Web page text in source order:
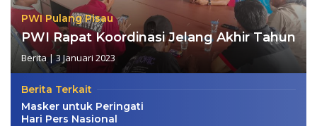
PWI Pulang Pisau
PWI Rapat Koordinasi Jelang Akhir Tahun
Berita|3 Januari 2023
Berita Terkait
Masker untuk Peringati
Hari Pers Nasional